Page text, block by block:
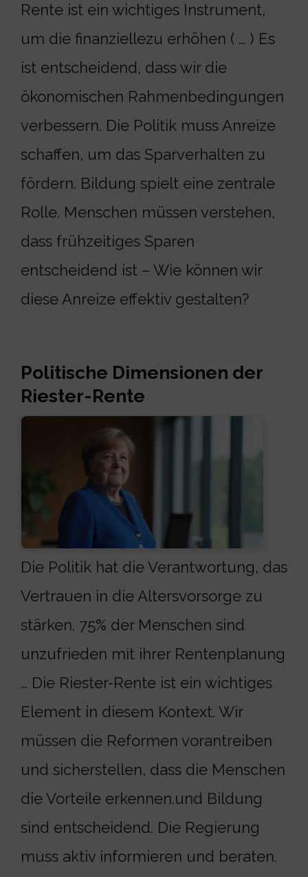
Rente ist ein wichtiges Instrument,
um die finanziellezu erhöhen ( … ) Es
ist entscheidend, dass wir die
ökonomischen Rahmenbedingungen
verbessern. Die Politik muss Anreize
schaffen, um das Sparverhalten zu
fördern. Bildung spielt eine zentrale
Rolle. Menschen müssen verstehen,
dass frühzeitiges Sparen
entscheidend ist – Wie können wir
diese Anreize effektiv gestalten?
Politische Dimensionen der
Riester-Rente
Die Politik hat die Verantwortung, das
Vertrauen in die Altersvorsorge zu
stärken. 75% der Menschen sind
unzufrieden mit ihrer Rentenplanung
… Die Riester-Rente ist ein wichtiges
Element in diesem Kontext. Wir
müssen die Reformen vorantreiben
und sicherstellen, dass die Menschen
die Vorteile erkennen.und Bildung
sind entscheidend. Die Regierung
muss aktiv informieren und beraten.